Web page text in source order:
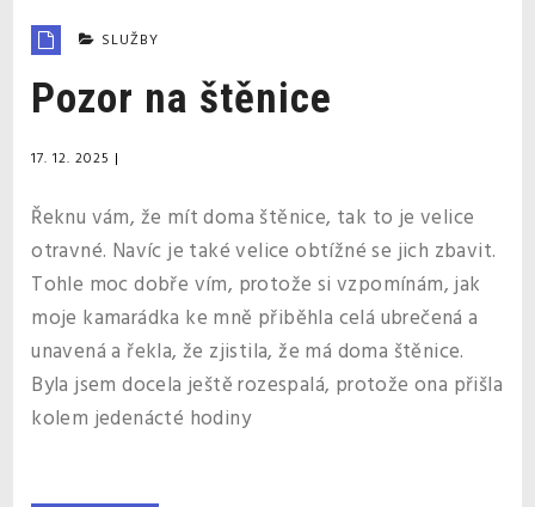
SLUŽBY
Pozor na štěnice
17. 12. 2025 |
Řeknu vám, že mít doma štěnice, tak to je velice
otravné. Navíc je také velice obtížné se jich zbavit.
Tohle moc dobře vím, protože si vzpomínám, jak
moje kamarádka ke mně přiběhla celá ubrečená a
unavená a řekla, že zjistila, že má doma štěnice.
Byla jsem docela ještě rozespalá, protože ona přišla
kolem jedenácté hodiny